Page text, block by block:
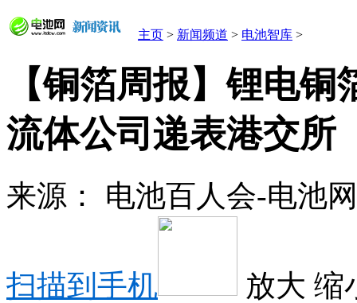
主页 > 新闻频道 > 电池智库 >
【铜箔周报】锂电
流体公司递表港交所
来源： 电池百人会-电池
扫描到手机 放大 缩